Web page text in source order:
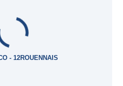
- 12ROUENNAIS